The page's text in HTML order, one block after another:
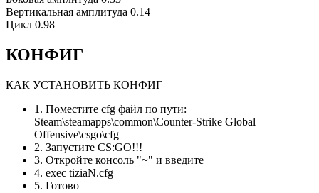
Вертикальная амплитуда 0.14
Цикл 0.98
КОНФИГ
КАК УСТАНОВИТЬ КОНФИГ
1. Поместите cfg файл по пути:
Steam\steamapps\common\Counter-Strike Global
Offensive\csgo\cfg
2. Запустите CS:GO!!!
3. Откройте консоль "~" и введите
4. exec tiziaN.cfg
5. Готово